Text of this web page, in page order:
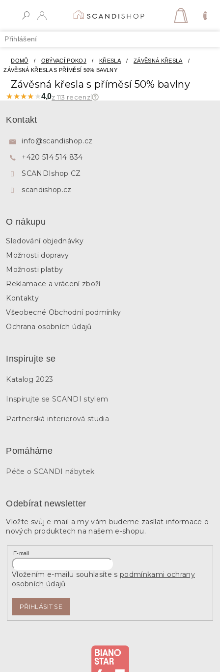
Přihlášení
DOMŮ / OBÝVACÍ POKOJ / KŘESLA / ZÁVĚSNÁ KŘESLA
/
ZÁVĚSNÁ KŘESLA S PŘÍMĚSÍ 50% BAVLNY
Závěsná křesla s příměsí 50% bavlny
★★★★★
★★★★★4,0z 113 recenzí
Kontakt
info@scandishop.cz
+420 514 514 834
SCANDIshop CZ
scandishop.cz
O nákupu
Sledování objednávky
Možnosti dopravy
Možnosti platby
Reklamace a vrácení zboží
Kontakty
Všeobecné Obchodní podmínky
Ochrana osobních údajů
Inspirujte se
Katalog 2023
Inspirujte se SCANDI stylem
Partnerská interierová studia
Pomáháme
Péče o SCANDI nábytek
Odebírat newsletter
Vložte svůj e-mail a my vám budeme zasílat informace o
nových produktech na našem e-shopu.
E-mail
Vložením e-mailu souhlasíte s podmínkami ochrany
osobních údajů
PŘIHLÁSIT SE